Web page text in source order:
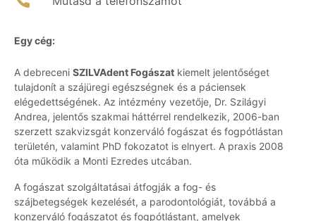
Egy cég:
A debreceni SZILVAdent Fogászat kiemelt jelentőséget
tulajdonít a szájüregi egészségnek és a páciensek
elégedettségének. Az intézmény vezetője, Dr. Szilágyi
Andrea, jelentős szakmai háttérrel rendelkezik, 2006-ban
szerzett szakvizsgát konzerváló fogászat és fogpótlástan
területén, valamint PhD fokozatot is elnyert. A praxis 2008
óta működik a Monti Ezredes utcában.
A fogászat szolgáltatásai átfogják a fog- és
szájbetegségek kezelését, a parodontológiát, továbbá a
konzerváló fogászatot és fogpótlástant, amelyek